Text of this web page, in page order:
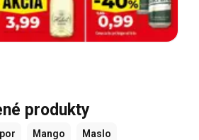
produkty
Mango Maslo